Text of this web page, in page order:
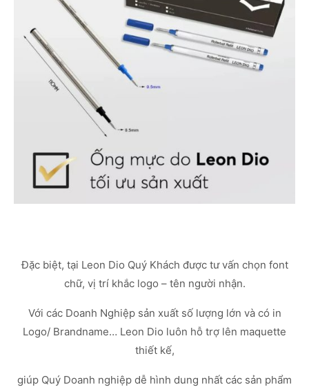
Đặc biệt, tại Leon Dio Quý Khách được tư vấn chọn font
chữ, vị trí khắc logo – tên người nhận.
Với các Doanh Nghiệp sản xuất số lượng lớn và có in
Logo/ Brandname… Leon Dio luôn hỗ trợ lên maquette
thiết kế,
giúp Quý Doanh nghiệp dễ hình dung nhất các sản phẩm